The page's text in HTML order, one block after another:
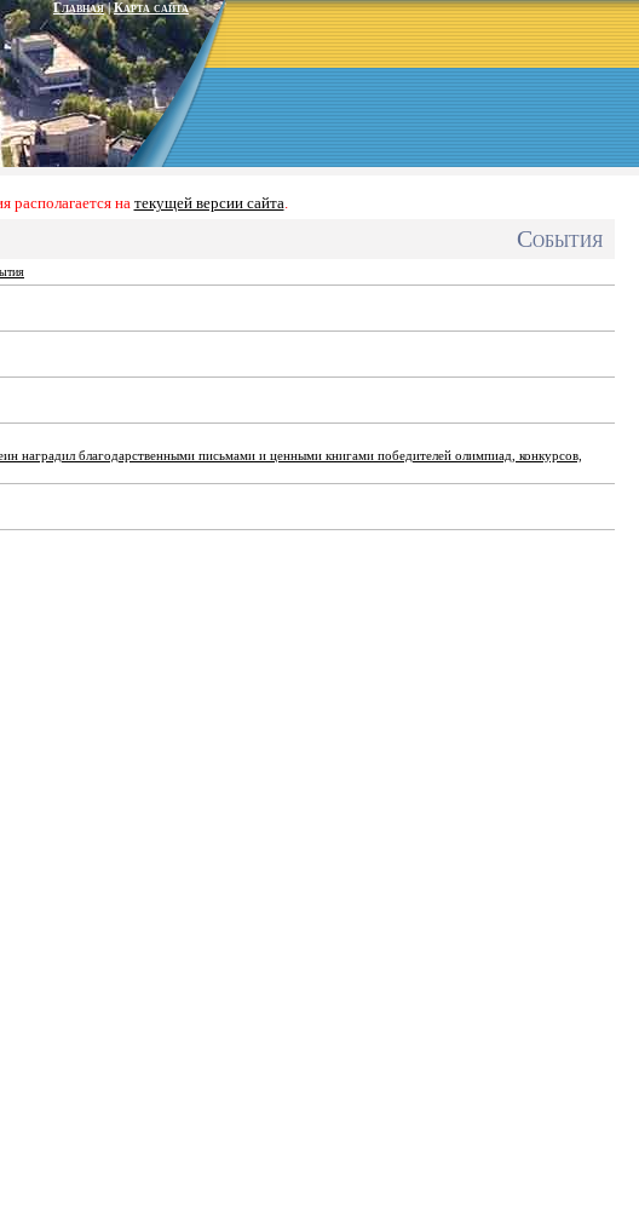
Главная|Карта сайта
располагается на текущей версии сайта.
События
благодарственными письмами и ценными книгами победителей олимпиад, конкурсов,